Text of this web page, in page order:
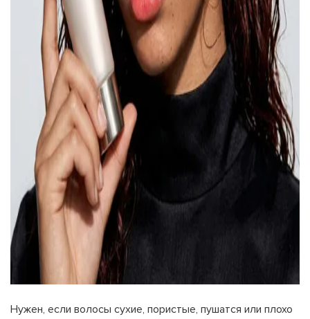
Нужен, если волосы сухие, пористые, пушатся или плохо